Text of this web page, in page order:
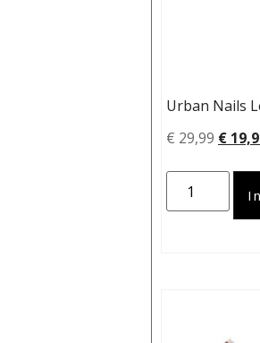
Urban Nails
€ 29,99 €